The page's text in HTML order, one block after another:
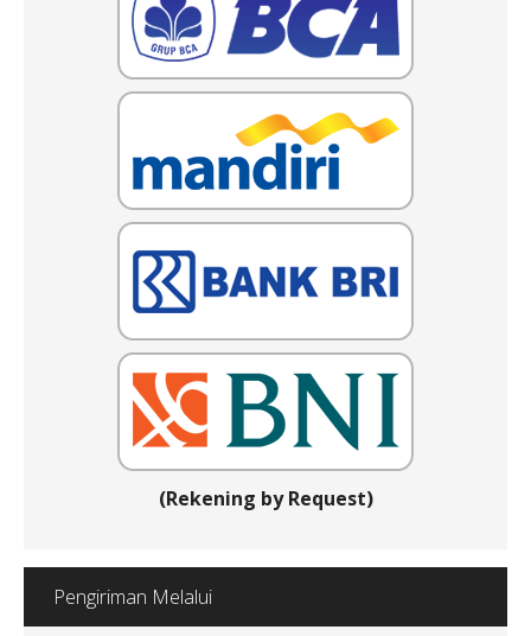
(Rekening by Request)
Pengiriman Melalui